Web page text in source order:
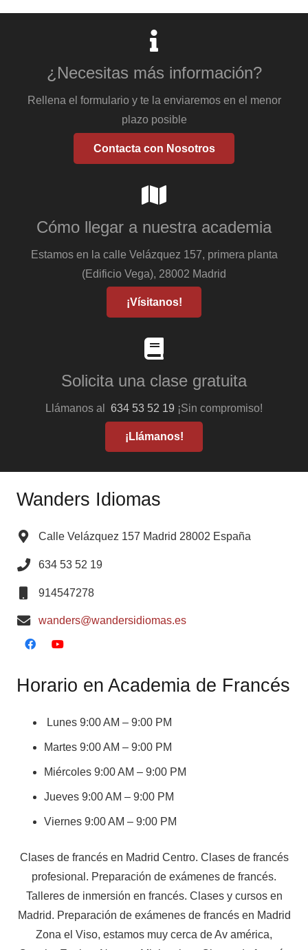
¿Necesitas más información?
Rellena el formulario y te la enviaremos en el menor
plazo posible
Contacta con Nosotros
Cómo llegar a nuestra academia
Estamos en la calle Velázquez 157, primera planta
(Edificio Vega), 28002 Madrid
¡Vísitanos!
Solicita una clase gratuita
Llámanos al 634 53 52 19 ¡Sin compromiso!
¡Llámanos!
Wanders Idiomas
Calle Velázquez 157 Madrid 28002 España
634 53 52 19
914547278
wanders@wandersidiomas.es
Horario en Academia de Francés
Lunes 9:00 AM – 9:00 PM
Martes 9:00 AM – 9:00 PM
Miércoles 9:00 AM – 9:00 PM
Jueves 9:00 AM – 9:00 PM
Viernes 9:00 AM – 9:00 PM
Clases de francés en Madrid Centro. Clases de francés
profesional. Preparación de exámenes de francés.
Talleres de inmersión en francés. Clases y cursos en
Madrid. Preparación de exámenes de francés en Madrid
Zona el Viso, estamos muy cerca de Av américa,